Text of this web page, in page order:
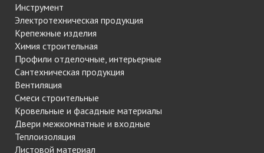
Инструмент
Электротехническая продукция
Крепежные изделия
Химия строительная
Профили отделочные, интерьерные
Сантехническая продукция
Вентиляция
Смеси строительные
Кровельные и фасадные материалы
Двери межкомнатные и входные
Теплоизоляция
Листовой материал